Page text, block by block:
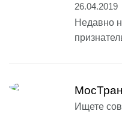
26.04.2019
Недавно
Ищете